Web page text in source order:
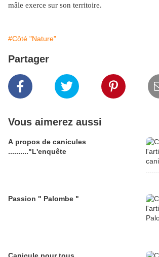
mâle exerce sur son territoire.
#Côté "Nature"
Partager
Vous aimerez aussi
A propos de canicules
.........."L'enquête
Passion " Palombe "